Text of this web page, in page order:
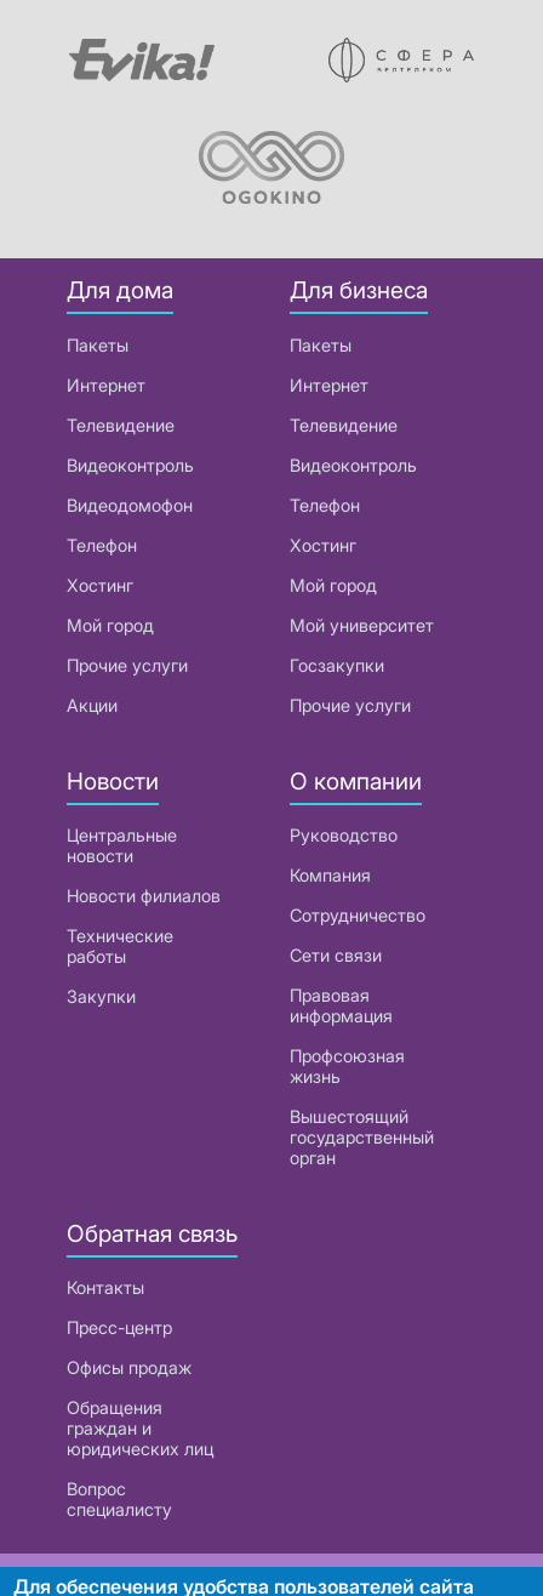
Для дома
Пакеты
Интернет
Телевидение
Видеоконтроль
Видеодомофон
Телефон
Хостинг
Мой город
Прочие услуги
Акции
Для бизнеса
Пакеты
Интернет
Телевидение
Видеоконтроль
Телефон
Хостинг
Мой город
Мой университет
Госзакупки
Прочие услуги
Новости
Центральные
новости
Новости филиалов
Технические
работы
Закупки
О компании
Руководство
Компания
Сотрудничество
Сети связи
Правовая
информация
Профсоюзная
жизнь
Вышестоящий
государственный
орган
Обратная связь
Контакты
Пресс-центр
Офисы продаж
Обращения
граждан и
юридических лиц
Вопрос
специалисту
РУП «Белтелеком». УНП 101007741
Для обеспечения удобства пользователей сайта